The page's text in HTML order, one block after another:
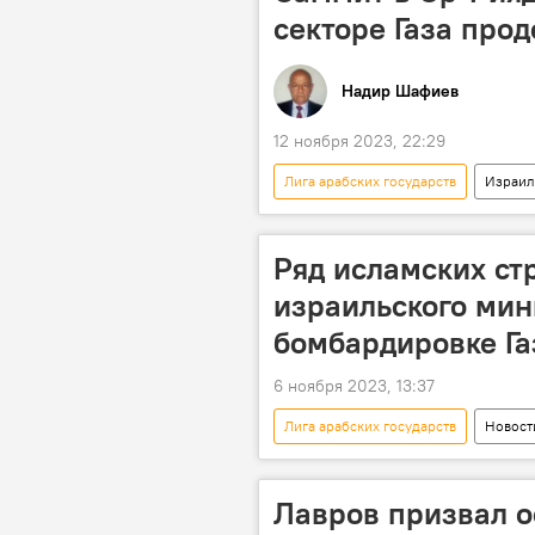
секторе Газа
Надир Шафиев
12 ноября 2023, 22:29
Лига арабских государств
ХАМАС
Колумнисты
Ряд исламских
израильского
бомбардировке
6 ноября 2023, 13:37
Лига арабских государств
палестино-израильский конфликт
Лавров призвал